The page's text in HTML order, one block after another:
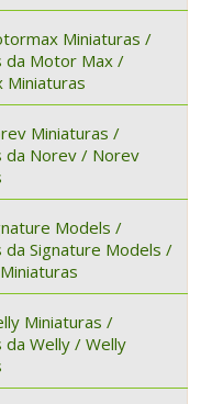
Miniaturas /
da Motor Max /
Miniaturas
Miniaturas /
da Norev / Norev
Models /
da Signature Models /
Miniaturas /
da Welly / Welly